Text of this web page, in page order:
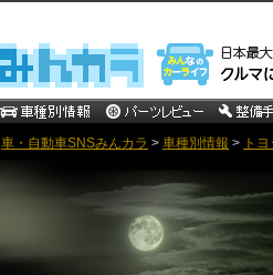
車・自動車SNSみんカラ > 車種別情報 > トヨ